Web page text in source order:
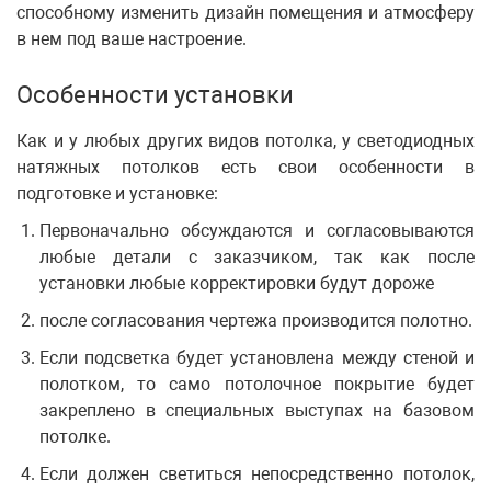
способному изменить дизайн помещения и атмосферу
в нем под ваше настроение.
Особенности установки
Как и у любых других видов потолка, у светодиодных
натяжных потолков есть свои особенности в
подготовке и установке:
Первоначально обсуждаются и согласовываются
любые детали с заказчиком, так как после
установки любые корректировки будут дороже
после согласования чертежа производится полотно.
Если подсветка будет установлена между стеной и
полотком, то само потолочное покрытие будет
закреплено в специальных выступах на базовом
потолке.
Если должен светиться непосредственно потолок,